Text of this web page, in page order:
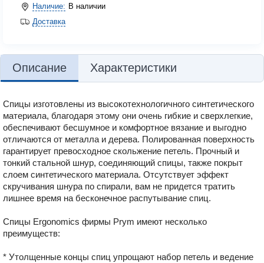
Наличие: В наличии
Доставка
Описание Характеристики
Спицы изготовлены из высокотехнологичного синтетического
материала, благодаря этому они очень гибкие и сверхлегкие,
обеспечивают бесшумное и комфортное вязание и выгодно
отличаются от металла и дерева. Полированная поверхность
гарантирует превосходное скольжение петель. Прочный и
тонкий стальной шнур, соединяющий спицы, также покрыт
слоем синтетического материала. Отсутствует эффект
скручивания шнура по спирали, вам не придется тратить
лишнее время на бесконечное распутывание спиц.
Спицы Ergonomics фирмы Prym имеют несколько
преимуществ:
* Утолщенные концы спиц упрощают набор петель и ведение